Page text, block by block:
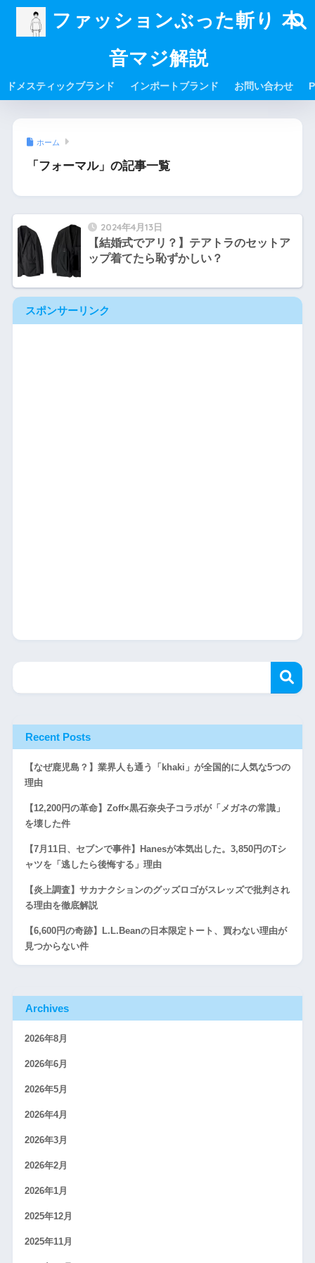
ファッションぶった斬り 本
音マジ解説
ドメスティックブランド インポートブランド お問い合わせ
ホーム
「フォーマル」の記事一覧
2024年4月13日
【結婚式でアリ？】テアトラのセットア
ップ着てたら恥ずかしい？
スポンサーリンク
Recent Posts
【なぜ鹿児島？】業界人も通う「khaki」が全国的に人気な5つの
理由
【12,200円の革命】Zoff×黒石奈央子コラボが「メガネの常識」
を壊した件
【7月11日、セブンで事件】Hanesが本気出した。3,850円のTシ
ャツを「逃したら後悔する」理由
【炎上調査】サカナクションのグッズロゴがスレッズで批判され
る理由を徹底解説
【6,600円の奇跡】L.L.Beanの日本限定トート、買わない理由が
見つからない件
Archives
2026年8月
2026年6月
2026年5月
2026年4月
2026年3月
2026年2月
2026年1月
2025年12月
2025年11月